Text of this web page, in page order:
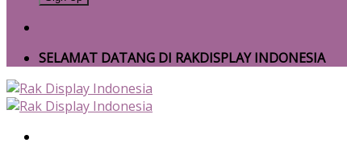
SELAMAT DATANG DI RAKDISPLAY INDONESIA